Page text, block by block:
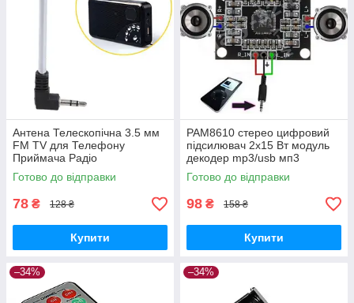
Антена Телескопічна 3.5 мм
FM TV для Телефону
Приймача Радіо
Готово до відправки
78 ₴ 128 ₴
Купити
PAM8610 стерео цифровий
підсилювач 2x15 Вт модуль
декодер mp3/usb мп3
Готово до відправки
98 ₴ 158 ₴
Купити
–34% –34%